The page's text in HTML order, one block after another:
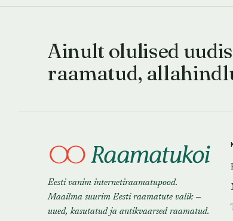
Ainult olulised
raamatud,
Eesti vanim internetiraamatupood.
Maailma suurim Eesti raamatute valik —
uued, kasutatud ja antikvaarsed raamatud.